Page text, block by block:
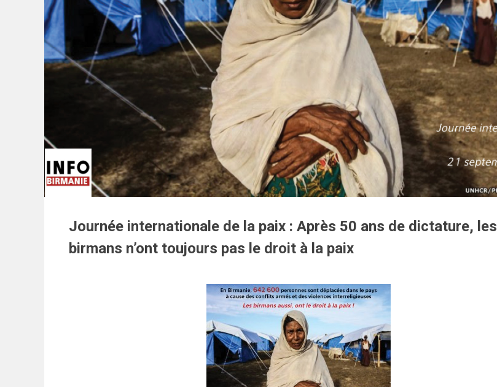
Journée internationale de la paix : Après 50 ans de dictature, les
birmans n’ont toujours pas le droit à la paix